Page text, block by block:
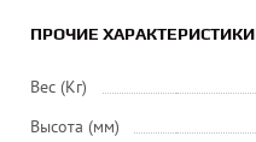
ПРОЧИЕ ХАРАКТЕРИСТИКИ
Вес (Кг)
Высота (мм)